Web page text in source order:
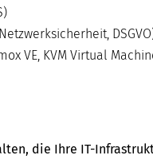
VE, KVM Virtual
die Ihre IT-